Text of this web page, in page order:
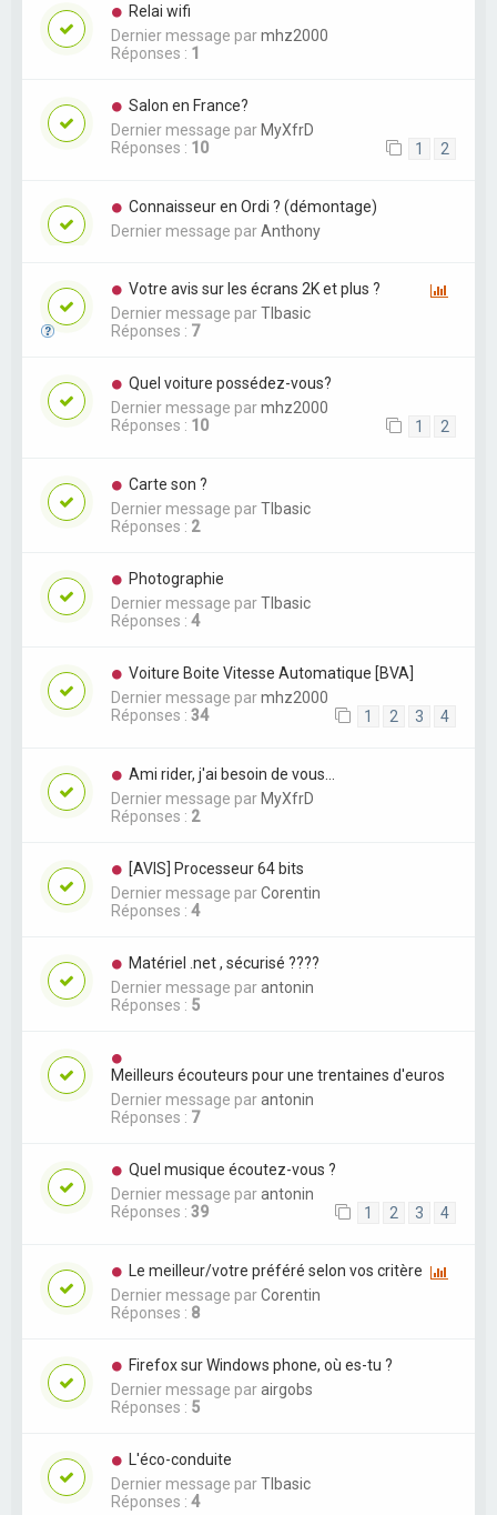
Relai wifi
Dernier message parmhz2000
Réponses : 1
Salon en France?
Dernier message parMyXfrD
Réponses : 10 1 2
Connaisseur en Ordi ? (démontage)
Dernier message parAnthony
Votre avis sur les écrans 2K et plus ?
Dernier message parTIbasic
Réponses : 7
Quel voiture possédez-vous?
Dernier message parmhz2000
Réponses : 10 1 2
Carte son ?
Dernier message parTIbasic
Réponses : 2
Photographie
Dernier message parTIbasic
Réponses : 4
Voiture Boite Vitesse Automatique [BVA]
Dernier message parmhz2000
Réponses : 34 1 2 3 4
Ami rider, j'ai besoin de vous...
Dernier message parMyXfrD
Réponses : 2
[AVIS] Processeur 64 bits
Dernier message parCorentin
Réponses : 4
Matériel .net , sécurisé ????
Dernier message parantonin
Réponses : 5
Meilleurs écouteurs pour une trentaines d'euros
Dernier message parantonin
Réponses : 7
Quel musique écoutez-vous ?
Dernier message parantonin
Réponses : 39 1 2 3 4
Le meilleur/votre préféré selon vos critère
Dernier message parCorentin
Réponses : 8
Firefox sur Windows phone, où es-tu ?
Dernier message parairgobs
Réponses : 5
L'éco-conduite
Dernier message parTIbasic
Réponses : 4